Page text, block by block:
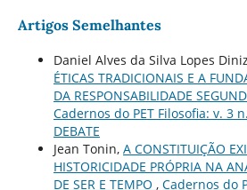
Artigos Semelhantes
Daniel Alves da Silva Lopes
ÉTICAS TRADICIONAIS E A
DA RESPONSABILIDADE
Cadernos do PET Filosofia: v. 3
DEBATE
Jean Tonin, A CONSTITUIÇÃO
HISTORICIDADE PRÓPRIA NA
DE SER E TEMPO , Cadernos do